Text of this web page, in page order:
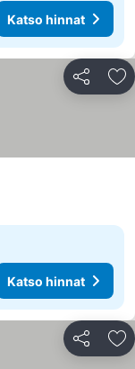
Katso hinnat
Jaa
Katso hinnat
Jaa